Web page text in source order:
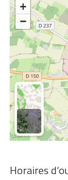
+
−
Horaires